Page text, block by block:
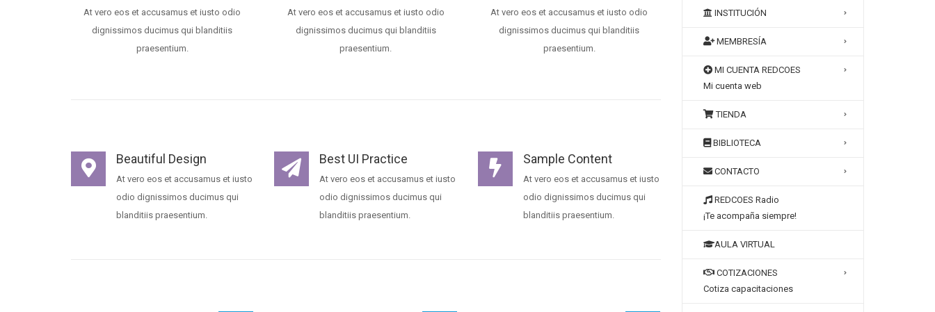
At vero eos et accusamus et iusto odio
dignissimos ducimus qui blanditiis
praesentium.
At vero eos et accusamus et iusto odio
dignissimos ducimus qui blanditiis
praesentium.
At vero eos et accusamus et iusto odio
dignissimos ducimus qui blanditiis
praesentium.
Beautiful Design
At vero eos et accusamus et iusto
odio dignissimos ducimus qui
blanditiis praesentium.
Best UI Practice
At vero eos et accusamus et iusto
odio dignissimos ducimus qui
blanditiis praesentium.
Sample Content
At vero eos et accusamus et iusto
odio dignissimos ducimus qui
blanditiis praesentium.
INSTITUCIÓN
MEMBRESÍA
MI CUENTA REDCOES
Mi cuenta web
TIENDA
BIBLIOTECA
CONTACTO
REDCOES Radio
¡Te acompaña siempre!
AULA VIRTUAL
COTIZACIONES
Cotiza capacitaciones